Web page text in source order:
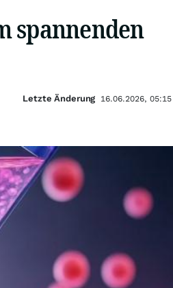
spannenden
Letzte Änderung 16.06.2026, 05:15